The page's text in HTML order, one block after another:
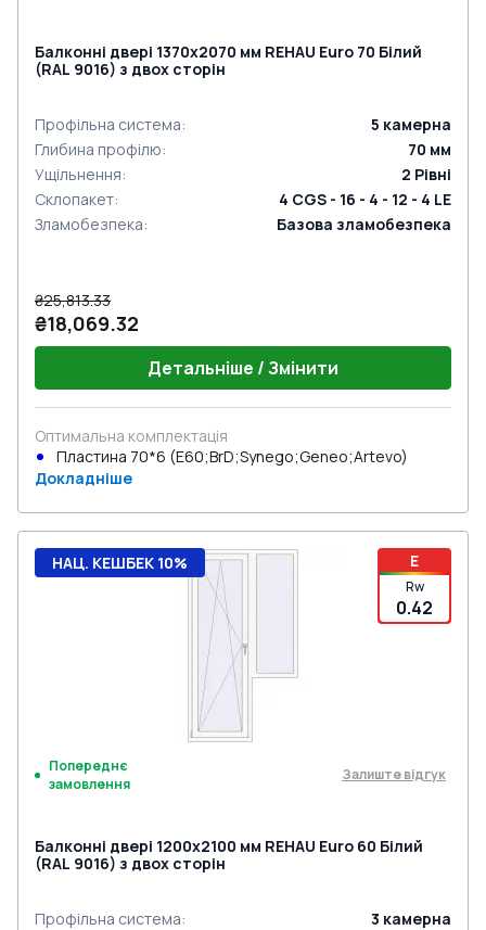
Балконні двері 1370x2070 мм REHAU Euro 70 Білий
(RAL 9016) з двох сторін
Профільна система: 5 камерна
Глибина профілю: 70 мм
Ущільнення: 2 Рівні
Склопакет:
4 CGS - 16 - 4 - 12 - 4 LE
Зламобезпека: Базова зламобезпека
₴25,813.33
₴18,069.32
Детальніше / Змінити
Оптимальна комплектація
Пластина 70*6 (E60;BrD;Synego;Geneo;Artevo)
Докладніше
E
Rw
0.42
НАЦ. КЕШБЕК 10%
Попереднє
замовлення
Залиште відгук
Балконні двері 1200x2100 мм REHAU Euro 60 Білий
(RAL 9016) з двох сторін
Профільна система: 3 камерна